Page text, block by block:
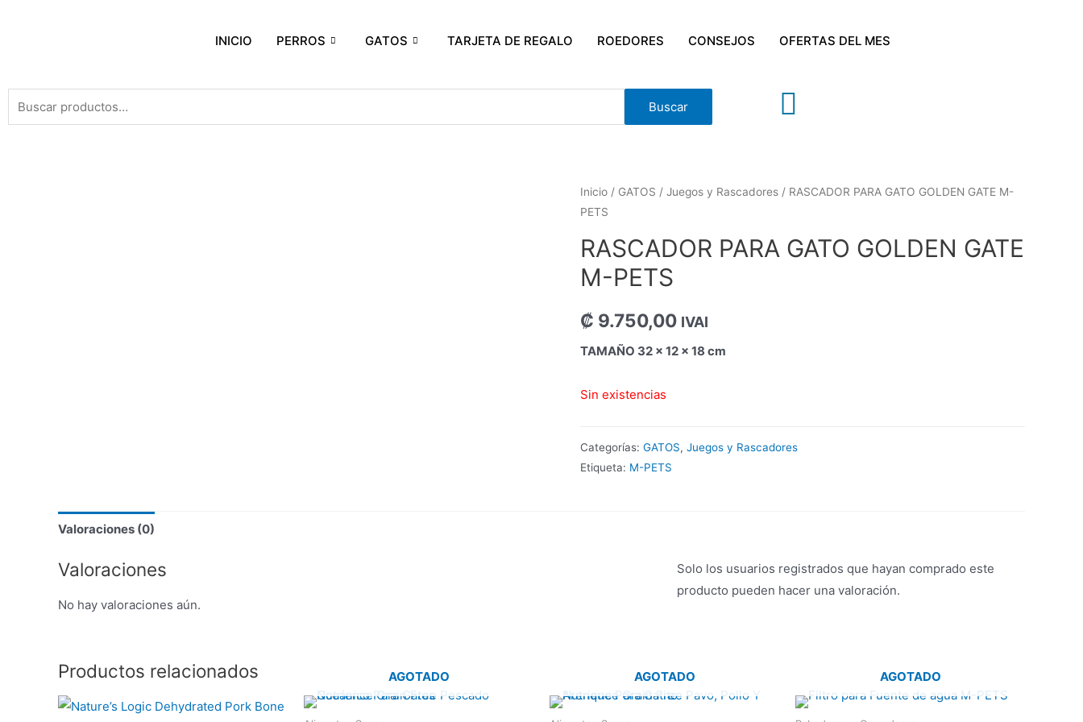
INICIO PERROS GATOS TARJETA DE REGALO ROEDORES CONSEJOS OFERTAS DEL MES
Buscar
Inicio / GATOS / Juegos y Rascadores / RASCADOR PARA GATO GOLDEN GATE M-
PETS
RASCADOR PARA GATO GOLDEN GATE
M-PETS
₡ 9.750,00 IVAI
TAMAÑO 32 x 12 x 18 cm
Sin existencias
Categorías: GATOS, Juegos y Rascadores
Etiqueta: M-PETS
Valoraciones (0)
Valoraciones
No hay valoraciones aún.
Solo los usuarios registrados que hayan comprado este
producto pueden hacer una valoración.
Productos relacionados AGOTADO AGOTADO AGOTADO